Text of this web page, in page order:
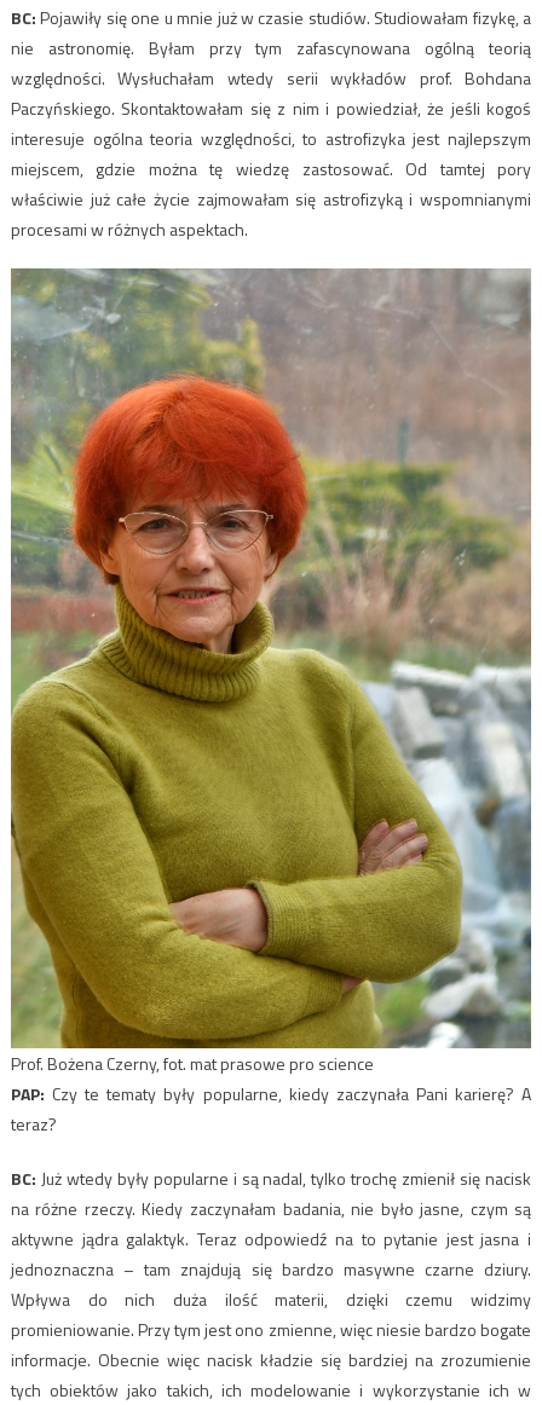
BC:Pojawiły się one u mnie już w czasie studiów. Studiowałam fizykę, a
nie astronomię. Byłam przy tym zafascynowana ogólną teorią
względności. Wysłuchałam wtedy serii wykładów prof. Bohdana
Paczyńskiego. Skontaktowałam się z nim i powiedział, że jeśli kogoś
interesuje ogólna teoria względności, to astrofizyka jest najlepszym
miejscem, gdzie można tę wiedzę zastosować. Od tamtej pory
właściwie już całe życie zajmowałam się astrofizyką i wspomnianymi
procesami w różnych aspektach.
Prof. Bożena Czerny, fot. mat prasowe pro science
PAP: Czy te tematy były popularne, kiedy zaczynała Pani karierę? A
teraz?
BC: Już wtedy były popularne i są nadal, tylko trochę zmienił się nacisk
na różne rzeczy. Kiedy zaczynałam badania, nie było jasne, czym są
aktywne jądra galaktyk. Teraz odpowiedź na to pytanie jest jasna i
jednoznaczna – tam znajdują się bardzo masywne czarne dziury.
Wpływa do nich duża ilość materii, dzięki czemu widzimy
promieniowanie. Przy tym jest ono zmienne, więc niesie bardzo bogate
informacje. Obecnie więc nacisk kładzie się bardziej na zrozumienie
tych obiektów jako takich, ich modelowanie i wykorzystanie ich w